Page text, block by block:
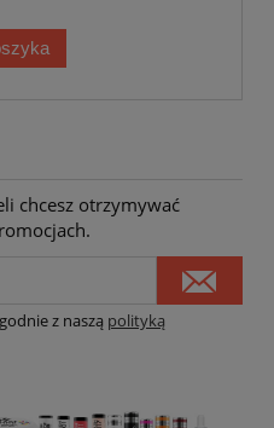
chcesz otrzymywać
z naszą polityką